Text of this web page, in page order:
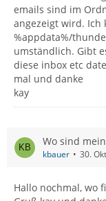
emails sind im
angezeigt wird. Ich
%appdata%/
umständlich. Gibt
diese inbox etc
mal und danke
kay
Wo sind
kbauer 30.
Hallo nochmal, wo